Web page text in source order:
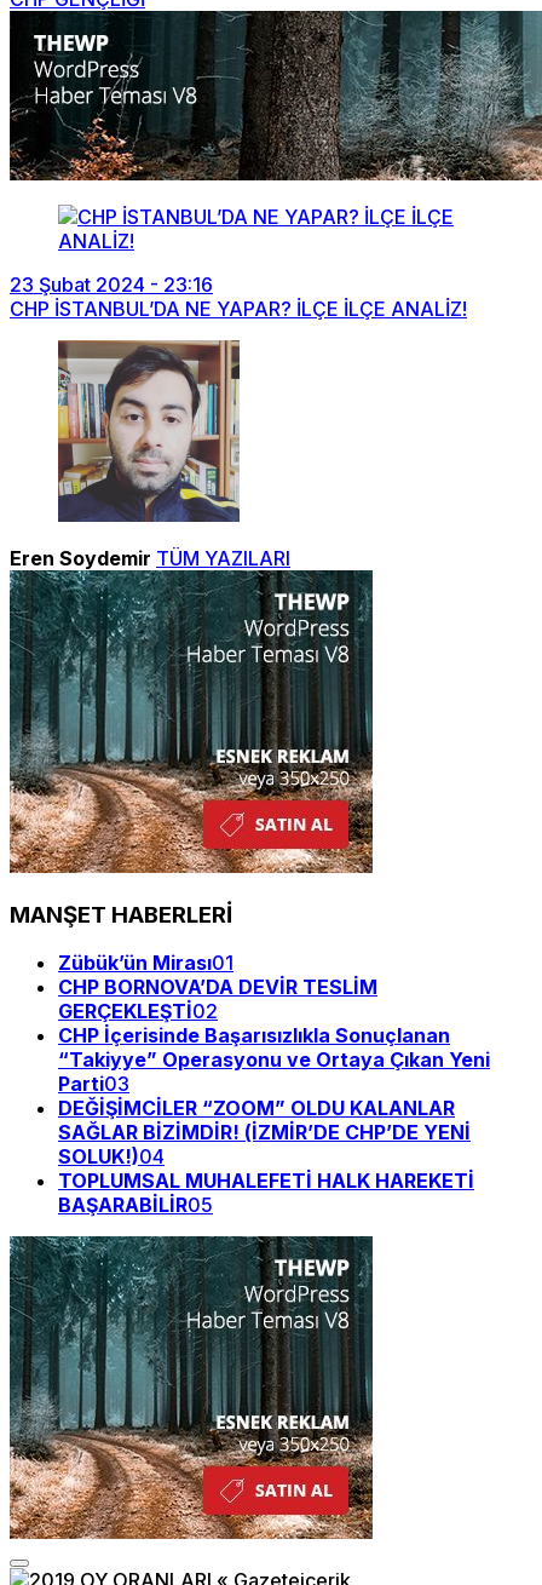
23 Şubat 2024 - 23:16
CHP İSTANBUL’DA NE YAPAR? İLÇE İLÇE ANALİZ!
Eren Soydemir TÜM YAZILARI
MANŞET HABERLERİ
Zübük’ün Mirası01
CHP BORNOVA’DA DEVİR TESLİM
GERÇEKLEŞTİ02
CHP İçerisinde Başarısızlıkla Sonuçlanan
“Takiyye” Operasyonu ve Ortaya Çıkan Yeni
Parti03
DEĞİŞİMCİLER “ZOOM” OLDU KALANLAR
SAĞLAR BİZİMDİR! (İZMİR’DE CHP’DE YENİ
SOLUK!)04
TOPLUMSAL MUHALEFETİ HALK HAREKETİ
BAŞARABİLİR05